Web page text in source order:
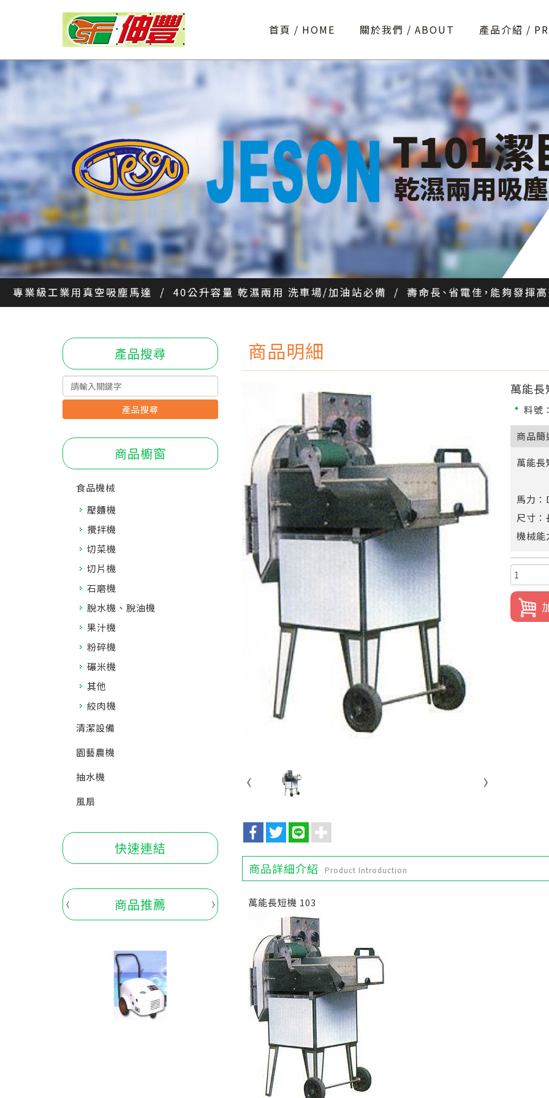
首頁 HOME 關於我們 ABOUT 產品介紹
產品搜尋
產品搜尋
商品櫥窗
食品機械
壓麵機
攪拌機
切菜機
切片機
石磨機
脫水機、脫油機
果汁機
粉碎機
碾米機
其他
絞肉機
清潔設備
園藝農機
抽水機
風扇
快速連結
商品推薦
商品明細
萬能長
料號
商品簡
萬能長
馬力
尺寸
機械能
商品詳細介紹 Product Introduction
萬能長短機 103